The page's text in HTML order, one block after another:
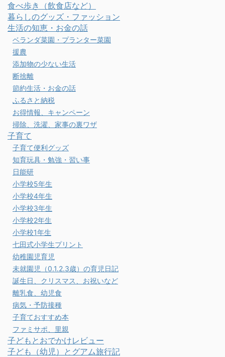
食べ歩き（飲食店など）
暮らしのグッズ・ファッション
生活の知恵・お金の話
ベランダ菜園・プランター菜園
援農
添加物の少ない生活
断捨離
節約生活・お金の話
ふるさと納税
お得情報、キャンペーン
掃除、洗濯、家事の裏ワザ
子育て
子育て便利グッズ
知育玩具・勉強・習い事
日能研
小学校5年生
小学校4年生
小学校3年生
小学校2年生
小学校1年生
七田式小学生プリント
幼稚園児育児
未就園児（0.1.2.3歳）の育児日記
誕生日、クリスマス、お祝いなど
離乳食、幼児食
病気・予防接種
子育ておすすめ本
ファミサポ、里親
子どもとおでかけレビュー
子ども（幼児）とグアム旅行記